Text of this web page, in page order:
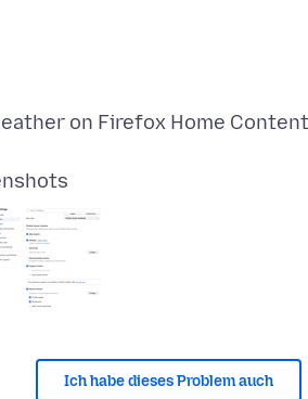
on Firefox Home Content
Ich habe dieses Problem auch